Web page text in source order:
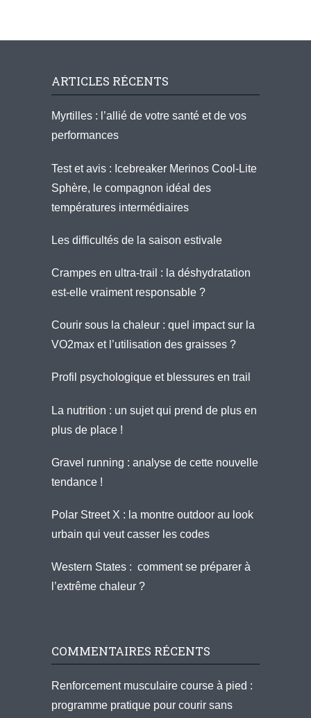
ARTICLES RÉCENTS
Myrtilles : l’allié de votre santé et de vos
performances
Test et avis : Icebreaker Merinos Cool-Lite
Sphère, le compagnon idéal des
températures intermédiaires
Les difficultés de la saison estivale
Crampes en ultra-trail : la déshydratation
est-elle vraiment responsable ?
Courir sous la chaleur : quel impact sur la
VO2max et l’utilisation des graisses ?
Profil psychologique et blessures en trail
La nutrition : un sujet qui prend de plus en
plus de place !
Gravel running : analyse de cette nouvelle
tendance !
Polar Street X : la montre outdoor au look
urbain qui veut casser les codes
Western States : comment se préparer à
l’extrême chaleur ?
COMMENTAIRES RÉCENTS
Renforcement musculaire course à pied :
programme pratique pour courir sans